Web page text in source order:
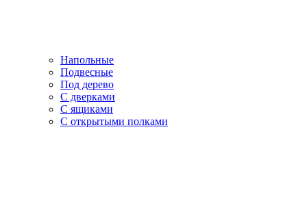
Напольные
Подвесные
Под дерево
С дверками
С ящиками
С открытыми полками